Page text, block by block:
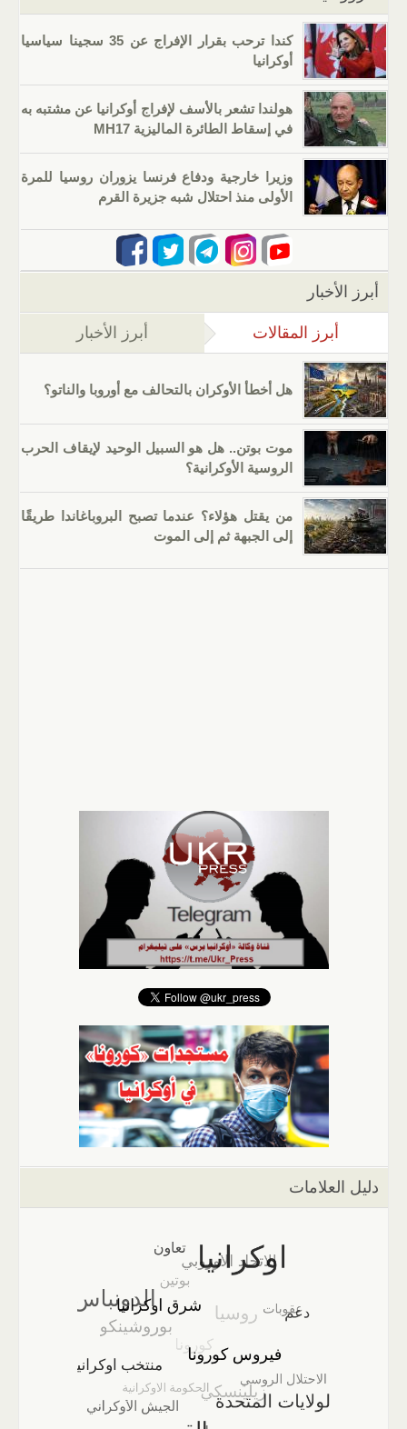
كندا ترحب بقرار الإفراج عن 35 سجينا سياسيا
أوكرانيا
هولندا تشعر بالأسف لإفراج أوكرانيا عن مشتبه به
في إسقاط الطائرة الماليزية MH17
وزيرا خارجية ودفاع فرنسا يزوران روسيا للمرة
الأولى منذ احتلال شبه جزيرة القرم
أبرز الأخبار
أبرز المقالات (علامة التبويب النشطة)
أبرز الأخبار
هل أخطأ الأوكران بالتحالف مع أوروبا والناتو؟
موت بوتن.. هل هو السبيل الوحيد لإيقاف الحرب
الروسية الأوكرانية؟
من يقتل هؤلاء؟ عندما تصبح البروباغاندا طريقًا
إلى الجبهة ثم إلى الموت
دليل العلامات